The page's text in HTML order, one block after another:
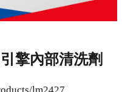
擎內部清洗劑